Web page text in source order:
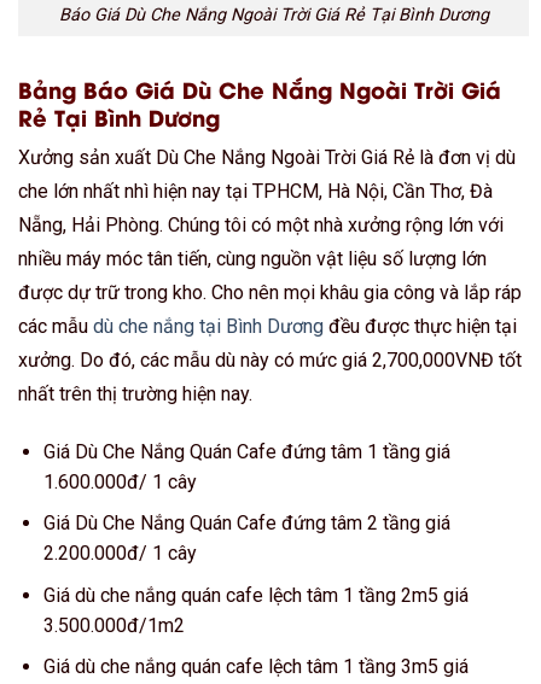
Báo Giá Dù Che Nắng Ngoài Trời Giá Rẻ Tại Bình Dương
Bảng Báo Giá Dù Che Nắng Ngoài Trời Giá
Rẻ Tại Bình Dương
Xưởng sản xuất Dù Che Nắng Ngoài Trời Giá Rẻ là đơn vị dù
che lớn nhất nhì hiện nay tại TPHCM, Hà Nội, Cần Thơ, Đà
Nẵng, Hải Phòng. Chúng tôi có một nhà xưởng rộng lớn với
nhiều máy móc tân tiến, cùng nguồn vật liệu số lượng lớn
được dự trữ trong kho. Cho nên mọi khâu gia công và lắp ráp
các mẫu dù che nắng tại Bình Dương đều được thực hiện tại
xưởng. Do đó, các mẫu dù này có mức giá 2,700,000VNĐ tốt
nhất trên thị trường hiện nay.
Giá Dù Che Nắng Quán Cafe đứng tâm 1 tầng giá
1.600.000đ/ 1 cây
Giá Dù Che Nắng Quán Cafe đứng tâm 2 tầng giá
2.200.000đ/ 1 cây
Giá dù che nắng quán cafe lệch tâm 1 tầng 2m5 giá
3.500.000đ/1m2
Giá dù che nắng quán cafe lệch tâm 1 tầng 3m5 giá